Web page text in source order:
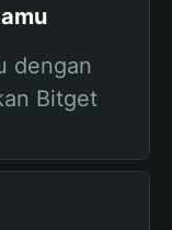
dengan
Bitget